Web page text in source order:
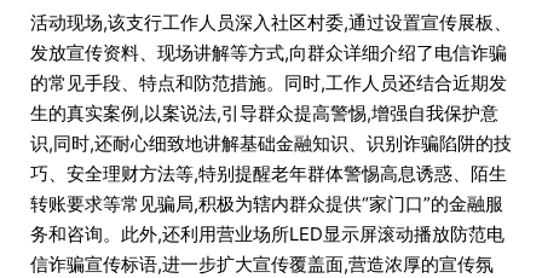
活动现场,该支行工作人员深入社区村委,通过设置宣传展板、
发放宣传资料、现场讲解等方式,向群众详细介绍了电信诈骗
的常见手段、特点和防范措施。同时,工作人员还结合近期发
生的真实案例,以案说法,引导群众提高警惕,增强自我保护意
识,同时,还耐心细致地讲解基础金融知识、识别诈骗陷阱的技
巧、安全理财方法等,特别提醒老年群体警惕高息诱惑、陌生
转账要求等常见骗局,积极为辖内群众提供“家门口”的金融服
务和咨询。此外,还利用营业场所LED显示屏滚动播放防范电
信诈骗宣传标语,进一步扩大宣传覆盖面,营造浓厚的宣传氛